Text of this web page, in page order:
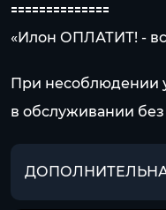
🟰🟰🟰🟰🟰🟰🟰🟰🟰🟰🟰🟰🟰🟰
«Илон ОПЛАТИТ! -
При несоблюдении
в обслуживании без